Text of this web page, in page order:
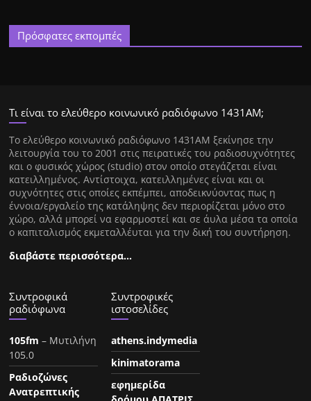
Πρόσφατες εκπομπές
Τι είναι το ελεύθερο κοινωνικό ραδιόφωνο 1431ΑΜ;
Tο ελεύθερο κοινωνικό ραδιόφωνο 1431AM ξεκίνησε την
λειτουργία του το 2001 στις πειρατικές του ραδιοσυχνότητες
και ο φυσικός χώρος (studio) στον οποίο στεγάζεται είναι
κατειλλημένος. Αντίστοιχα, κατειλλημένες είναι και οι
συχνότητες στις οποίες εκπέμπει, αποδεικνύοντας πως η
έννοια/εργαλείο της κατάληψης δεν περιορίζεται μόνο στο
χώρο, αλλά μπορεί να εφαρμοστεί και σε άυλα μέσα τα οποία
ο καπιταλισμός εκμεταλλέυται για την δική του συντήρηση.
διαβάστε περισσότερα…
Συντροφικά
ραδιόφωνα
105fm – Μυτιλήνη
105.0
Ραδιοζώνες
Ανατρεπτικής
Συντροφικές
ιστοσελίδες
athens.indymedia
kinimatorama
εφημερίδα